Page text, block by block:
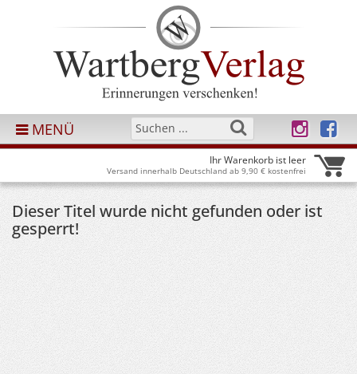
MENÜ
Ihr Warenkorb ist leer
Versand innerhalb Deutschland ab 9,90 € kostenfrei
Dieser Titel wurde nicht gefunden oder ist
gesperrt!